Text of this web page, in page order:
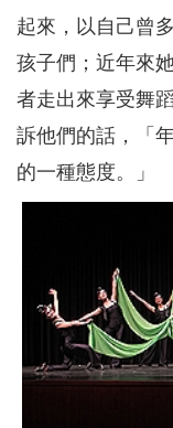
起來，以自己曾
孩子們；近年來
者走出來享受舞
訴他們的話，「
的一種態度。」